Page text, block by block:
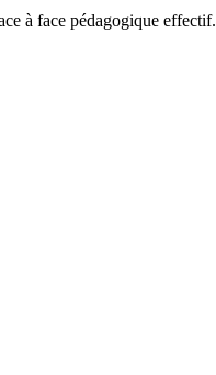
à face pédagogique